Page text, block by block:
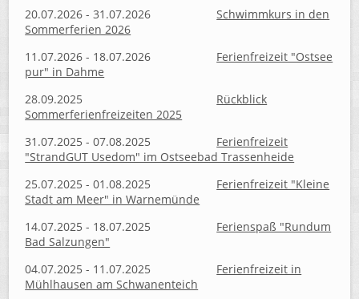
20.07.2026 - 31.07.2026
Schwimmkurs in den
Sommerferien 2026
11.07.2026 - 18.07.2026
Ferienfreizeit "Ostsee
pur" in Dahme
28.09.2025
Rückblick
Sommerferienfreizeiten 2025
31.07.2025 - 07.08.2025
Ferienfreizeit
"StrandGUT Usedom" im Ostseebad Trassenheide
25.07.2025 - 01.08.2025
Ferienfreizeit "Kleine
Stadt am Meer" in Warnemünde
14.07.2025 - 18.07.2025
Ferienspaß "Rundum
Bad Salzungen"
04.07.2025 - 11.07.2025
Ferienfreizeit in
Mühlhausen am Schwanenteich